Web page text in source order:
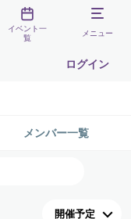
イベント一
覧
メニュー
ログイン
メンバー一覧